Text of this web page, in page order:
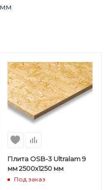
мм
Плита OSB-3 Ultralam 9
мм 2500х1250 мм
Под заказ